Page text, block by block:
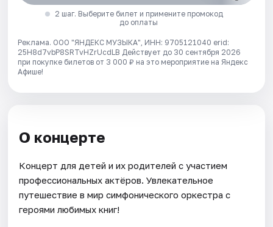
2 шаг. Выберите билет и примените промокод
до оплаты
Реклама. ООО "ЯНДЕКС МУЗЫКА", ИНН: 9705121040 erid:
25H8d7vbP8SRTvHZrUcdLB Действует до 30 сентября 2026
при покупке билетов от 3 000 ₽ на это мероприятие на Яндекс
Афише!
О концерте
Концерт для детей и их родителей с участием
профессиональных актёров. Увлекательное
путешествие в мир симфонического оркестра с
героями любимых книг!